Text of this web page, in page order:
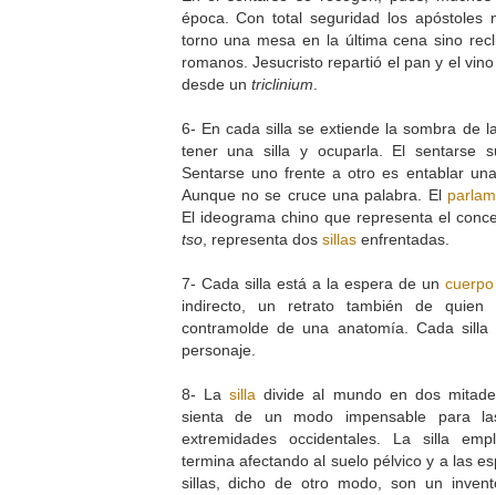
época. Con total seguridad los apóstoles
torno una mesa en la última cena sino
romanos. Jesucristo repartió el pan y el
desde un triclinium
6- En cada silla se extiende la sombra de
tener una silla y ocuparla. El sentarse
Sentarse uno frente a otro es entablar
Aunque no se cruce una palabra. El
El ideograma chino que representa el
tso, representa dos sillasenfrentadas.
7- Cada silla está a la espera de un cuerpo
indirecto, un retrato también de
contramolde de una anatomía. Cada
personaje.
8- La silla divide al mundo en dos
sienta de un modo impensable para
extremidades occidentales. La silla
termina afectando al suelo pélvico y a las
sillas, dicho de otro modo, son un